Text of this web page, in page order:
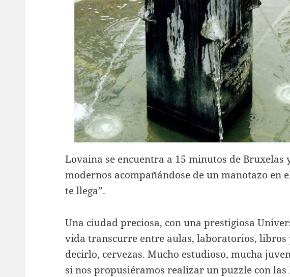
Lovaina se encuentra a 15 minutos de Bruxelas
modernos acompañándose de un manotazo en
te llega”.
Una ciudad preciosa, con una prestigiosa
vida transcurre entre aulas, laboratorios,
decirlo, cervezas. Mucho estudioso, mucha
si nos propusiéramos realizar un puzzle con